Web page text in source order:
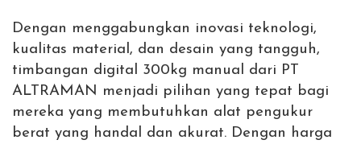
Dengan menggabungkan inovasi teknologi,
kualitas material, dan desain yang tangguh,
timbangan digital 300kg manual dari PT
ALTRAMAN menjadi pilihan yang tepat bagi
mereka yang membutuhkan alat pengukur
berat yang handal dan akurat. Dengan harga